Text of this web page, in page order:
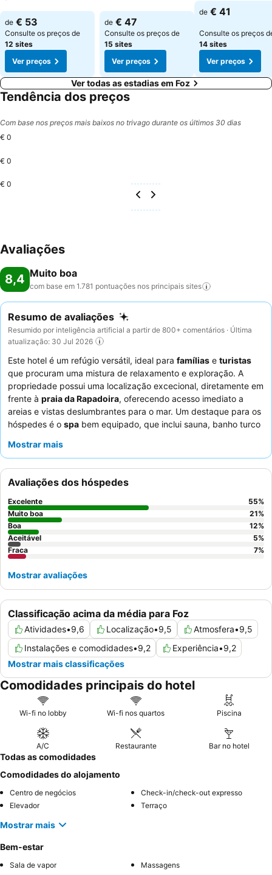
Ver preços
de € 53
Consulte os preços de
12 sites
Ver preços
de € 47
Consulte os preços de
15 sites
Ver preços
Ver preços
de € 41
Consulte os preços
14 sites
Ver preços
Ver todas as estadias em Foz
Tendência dos preços
Com base nos preços mais baixos no trivago durante os últimos 30 dias
€ 0
€ 0
€ 0
Avaliações
8,4 Muito boa
com base em 1.781 pontuações nos principais sites
Resumo de avaliações
Resumido por inteligência artificial a partir de 800+ comentários · Última
atualização: 30 Jul 2026
Este hotel é um refúgio versátil, ideal para famílias e turistas
que procuram uma mistura de relaxamento e exploração. A
propriedade possui uma localização excecional, diretamente em
frente à praia da Rapadoira, oferecendo acesso imediato a
areias e vistas deslumbrantes para o mar. Um destaque para os
hóspedes é o spa bem equipado, que inclui sauna, banho turco
elogiam consistentemente os
assistência eficiente da equipa da receção, bem como a
qualidade excecional e o menu variado do restaurante. Para
vistas ideais e privacidade, considere reservar um quarto num
andar superior.
Mostrar mais
Classificação acima da média para Foz
Atividades•9,6 Localização•9,5 Atmosfera•9,5
Instalações e comodidades•9,2 Experiência•9,2
Mostrar mais classificações
Avaliações dos hóspedes
Excelente 55%
Muito boa
21%
Boa
12%
Aceitável
5%
Fraca
7%
Mostrar avaliações
Comodidades principais do hotel
Wi-fi no lobby Wi-fi nos quartos Piscina
A/C Restaurante Bar no hotel
Todas as comodidades
Comodidades do alojamento
Centro de negócios
Check-in/check-out expresso
Elevador
Terraço
Mostrar mais
Bem-estar
Sala de vapor
Massagens